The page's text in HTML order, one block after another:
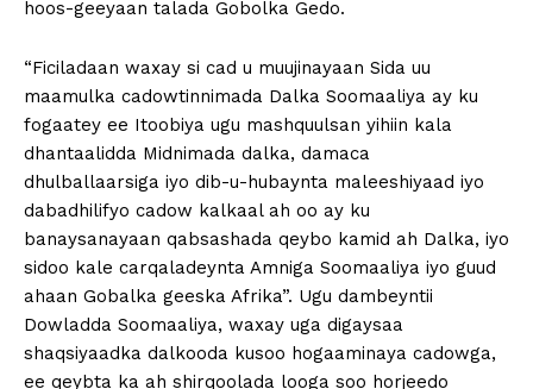
hoos-geeyaan talada Gobolka Gedo.
“Ficiladaan waxay si cad u muujinayaan Sida uu
maamulka cadowtinnimada Dalka Soomaaliya ay ku
fogaatey ee Itoobiya ugu mashquulsan yihiin kala
dhantaalidda Midnimada dalka, damaca
dhulballaarsiga iyo dib-u-hubaynta maleeshiyaad iyo
dabadhilifyo cadow kalkaal ah oo ay ku
banaysanayaan qabsashada qeybo kamid ah Dalka, iyo
sidoo kale carqaladeynta Amniga Soomaaliya iyo guud
ahaan Gobalka geeska Afrika”. Ugu dambeyntii
Dowladda Soomaaliya, waxay uga digaysaa
shaqsiyaadka dalkooda kusoo hogaaminaya cadowga,
ee qeybta ka ah shirqoolada looga soo horjeedo